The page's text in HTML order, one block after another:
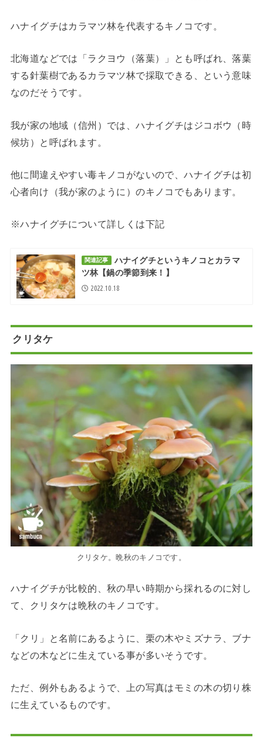
ハナイグチはカラマツ林を代表するキノコです。
北海道などでは「ラクヨウ（落葉）」とも呼ばれ、落葉
する針葉樹であるカラマツ林で採取できる、という意味
なのだそうです。
我が家の地域（信州）では、ハナイグチはジコボウ（時
候坊）と呼ばれます。
他に間違えやすい毒キノコがないので、ハナイグチは初
心者向け（我が家のように）のキノコでもあります。
※ハナイグチについて詳しくは下記
関連記事
ハナイグチというキノコとカラマ
ツ林【鍋の季節到来！】
2022.10.18
クリタケ
クリタケ。晩秋のキノコです。
ハナイグチが比較的、秋の早い時期から採れるのに対し
て、クリタケは晩秋のキノコです。
「クリ」と名前にあるように、栗の木やミズナラ、ブナ
などの木などに生えている事が多いそうです。
ただ、例外もあるようで、上の写真はモミの木の切り株
に生えているものです。